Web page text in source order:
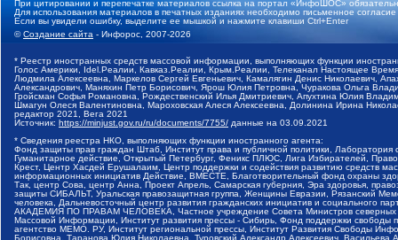
При цитировании и перепечатке материалов ссылка на портал «ИнфоШОС»
Для использования материалов в печатных изданиях необходимо письменное
Если вы увидели ошибку, выделите ее мышкой и нажмите клавиши Ctrl+Enter
©Создание сайта - Инфорос, 2007-2026
* Реестр иностранных средств массовой информации, выполняющих функции
Голос Америки, Idel.Реалии, Кавказ.Реалии, Крым.Реалии, Телеканал Настоящее
Людмила Алексеевна, Маркелов Сергей Евгеньевич, Камалягин Денис Николаевич,
Александрович, Маняхин Петр Борисович, Ярош Юлия Петровна, Чуракова Ольга
Гройсман Софья Романовна, Рождественский Илья Дмитриевич, Апухтина Юлия
Шмагун Олеся Валентиновна, Мароховская Алеся Алексеевна, Долинина Ирина
редактор 2021, Вега 2021
Источник: https://minjust.gov.ru/ru/documents/7755/ данные на 03.09.2021
* Сведения реестра НКО, выполняющих функции иностранного агента:
Фонд защиты прав граждан Штаб, Институт права и публичной политики,
Гуманитарное действие, Открытый Петербург, Феникс ПЛЮС, Лига Избирателей,
Крест, Центр Хасдей Ерушалаим, Центр поддержки и содействия развитию средств
информационных инициатив Действие, ВМЕСТЕ, Благотворительный фонд охраны
Так, центр Сова, центр Анна, Проект Апрель, Самарская губерния, Эра здоровья,
защиты СИБАЛЬТ, Уральская правозащитная группа, Женщины Евразии, Рязанский
человека, Дальневосточный центр развития гражданских инициатив и социального
АКАДЕМИЯ ПО ПРАВАМ ЧЕЛОВЕКА, Частное учреждение Совета Министров северных
Массовой Информации, Институт развития прессы - Сибирь, Фонд поддержки
агентство МЕМО. РУ, Институт региональной прессы, Институт Развития Свободы
Борисовна, Таранова Юлия Николаевна, Туровский Александр Алексеевич,